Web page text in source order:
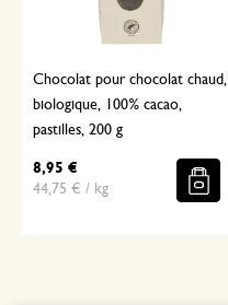
Chocolat pour chocolat chaud,
biologique, 100% cacao,
pastilles, 200 g
8,95 €
44,75 € / kg